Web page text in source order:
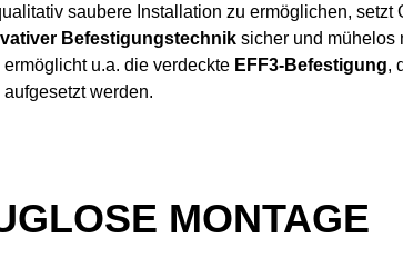
saubere Installation zu ermöglichen, setzt
Befestigungstechnik sicher und mühelos
u.a. die verdeckte EFF3-Befestigung,
werden.
MONTAGE